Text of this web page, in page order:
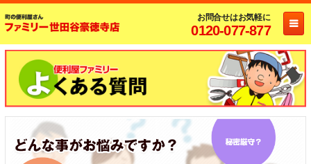
お問合せはお気軽に
0120-077-877